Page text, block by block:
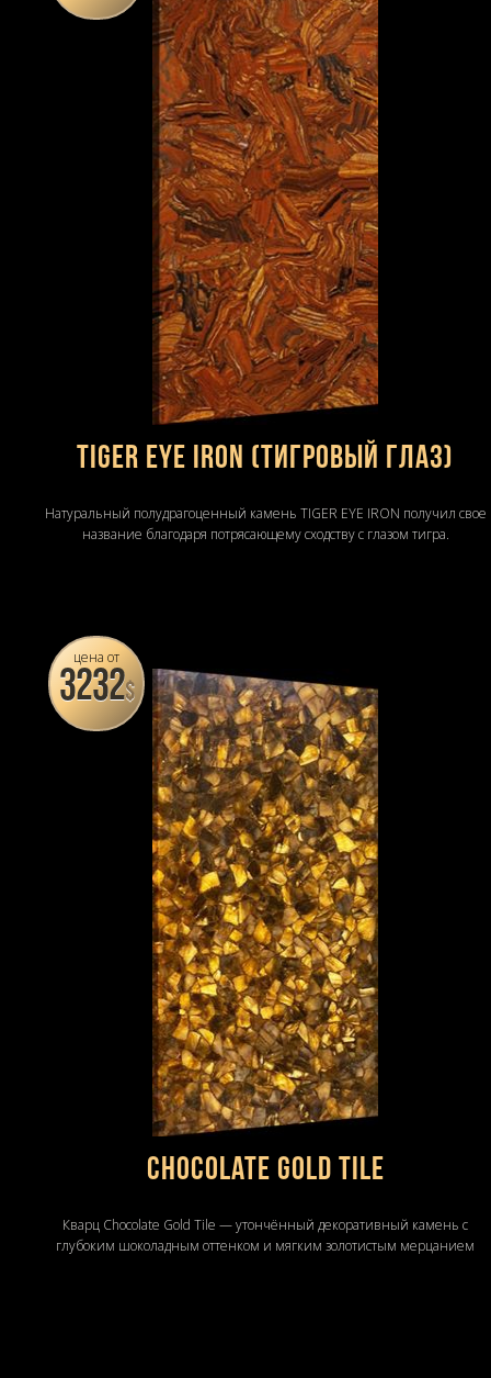
TIGER EYE IRON (Тигровый глаз)
Натуральный полудрагоценный камень TIGER EYE IRON получил свое
название благодаря потрясающему сходству с глазом тигра.
цена от
3232$
Chocolate gold tile
Кварц Chocolate Gold Tile — утончённый декоративный камень с
глубоким шоколадным оттенком и мягким золотистым мерцанием